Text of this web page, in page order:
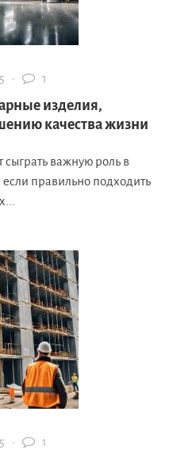
· 1
изделия,
качества жизни
сыграть важную роль в
правильно подходить
· 1